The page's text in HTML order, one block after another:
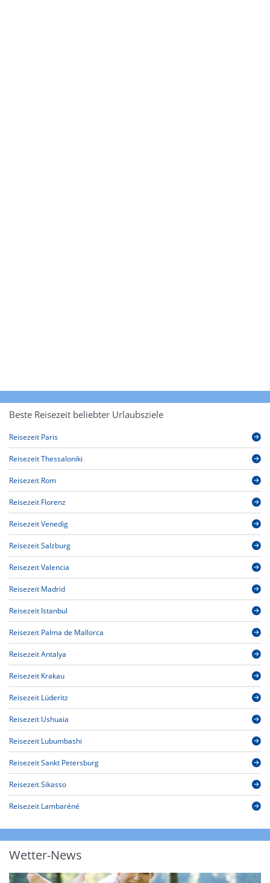
Beste Reisezeit beliebter Urlaubsziele
Reisezeit Paris
Reisezeit Thessaloniki
Reisezeit Rom
Reisezeit Florenz
Reisezeit Venedig
Reisezeit Salzburg
Reisezeit Valencia
Reisezeit Madrid
Reisezeit Istanbul
Reisezeit Palma de Mallorca
Reisezeit Antalya
Reisezeit Krakau
Reisezeit Lüderitz
Reisezeit Ushuaia
Reisezeit Lubumbashi
Reisezeit Sankt Petersburg
Reisezeit Sikasso
Reisezeit Lambaréné
Wetter-News